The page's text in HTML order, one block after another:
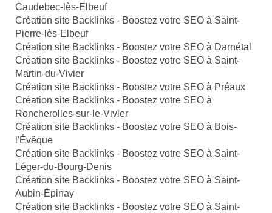
Caudebec-lès-Elbeuf
Création site Backlinks - Boostez votre SEO à Saint-
Pierre-lès-Elbeuf
Création site Backlinks - Boostez votre SEO à Darnétal
Création site Backlinks - Boostez votre SEO à Saint-
Martin-du-Vivier
Création site Backlinks - Boostez votre SEO à Préaux
Création site Backlinks - Boostez votre SEO à
Roncherolles-sur-le-Vivier
Création site Backlinks - Boostez votre SEO à Bois-
l'Évêque
Création site Backlinks - Boostez votre SEO à Saint-
Léger-du-Bourg-Denis
Création site Backlinks - Boostez votre SEO à Saint-
Aubin-Épinay
Création site Backlinks - Boostez votre SEO à Saint-